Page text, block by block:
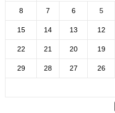
5
6
7
8
12
13
14
15
19
20
21
22
26
27
28
29